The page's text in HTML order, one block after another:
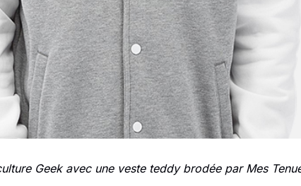
Geek avec une veste teddy brodée par Mes